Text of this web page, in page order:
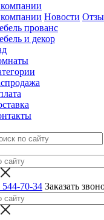
Новости
прованс
и декор
70-34 Заказать